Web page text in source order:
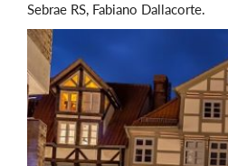
Sebrae RS, Fabiano Dallacorte.